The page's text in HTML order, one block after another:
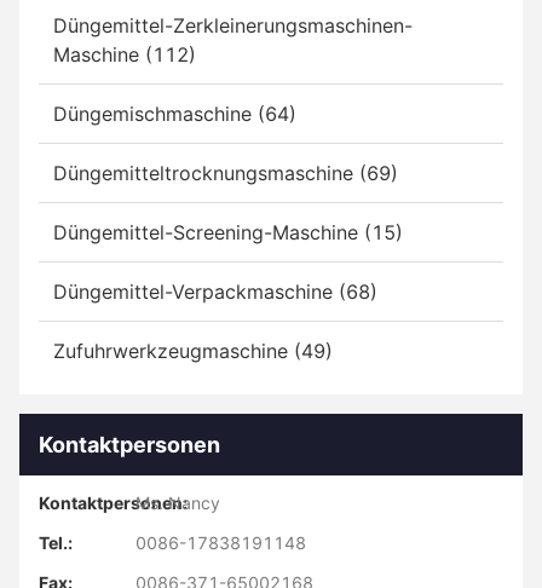
Düngemittel-Zerkleinerungsmaschinen-
Maschine (112)
Düngemischmaschine (64)
Düngemitteltrocknungsmaschine (69)
Düngemittel-Screening-Maschine (15)
Düngemittel-Verpackmaschine (68)
Zufuhrwerkzeugmaschine (49)
Kontaktpersonen
Kontaktpersonen:
Ms. Nancy
Tel.:
0086-17838191148
Fax:
0086-371-65002168